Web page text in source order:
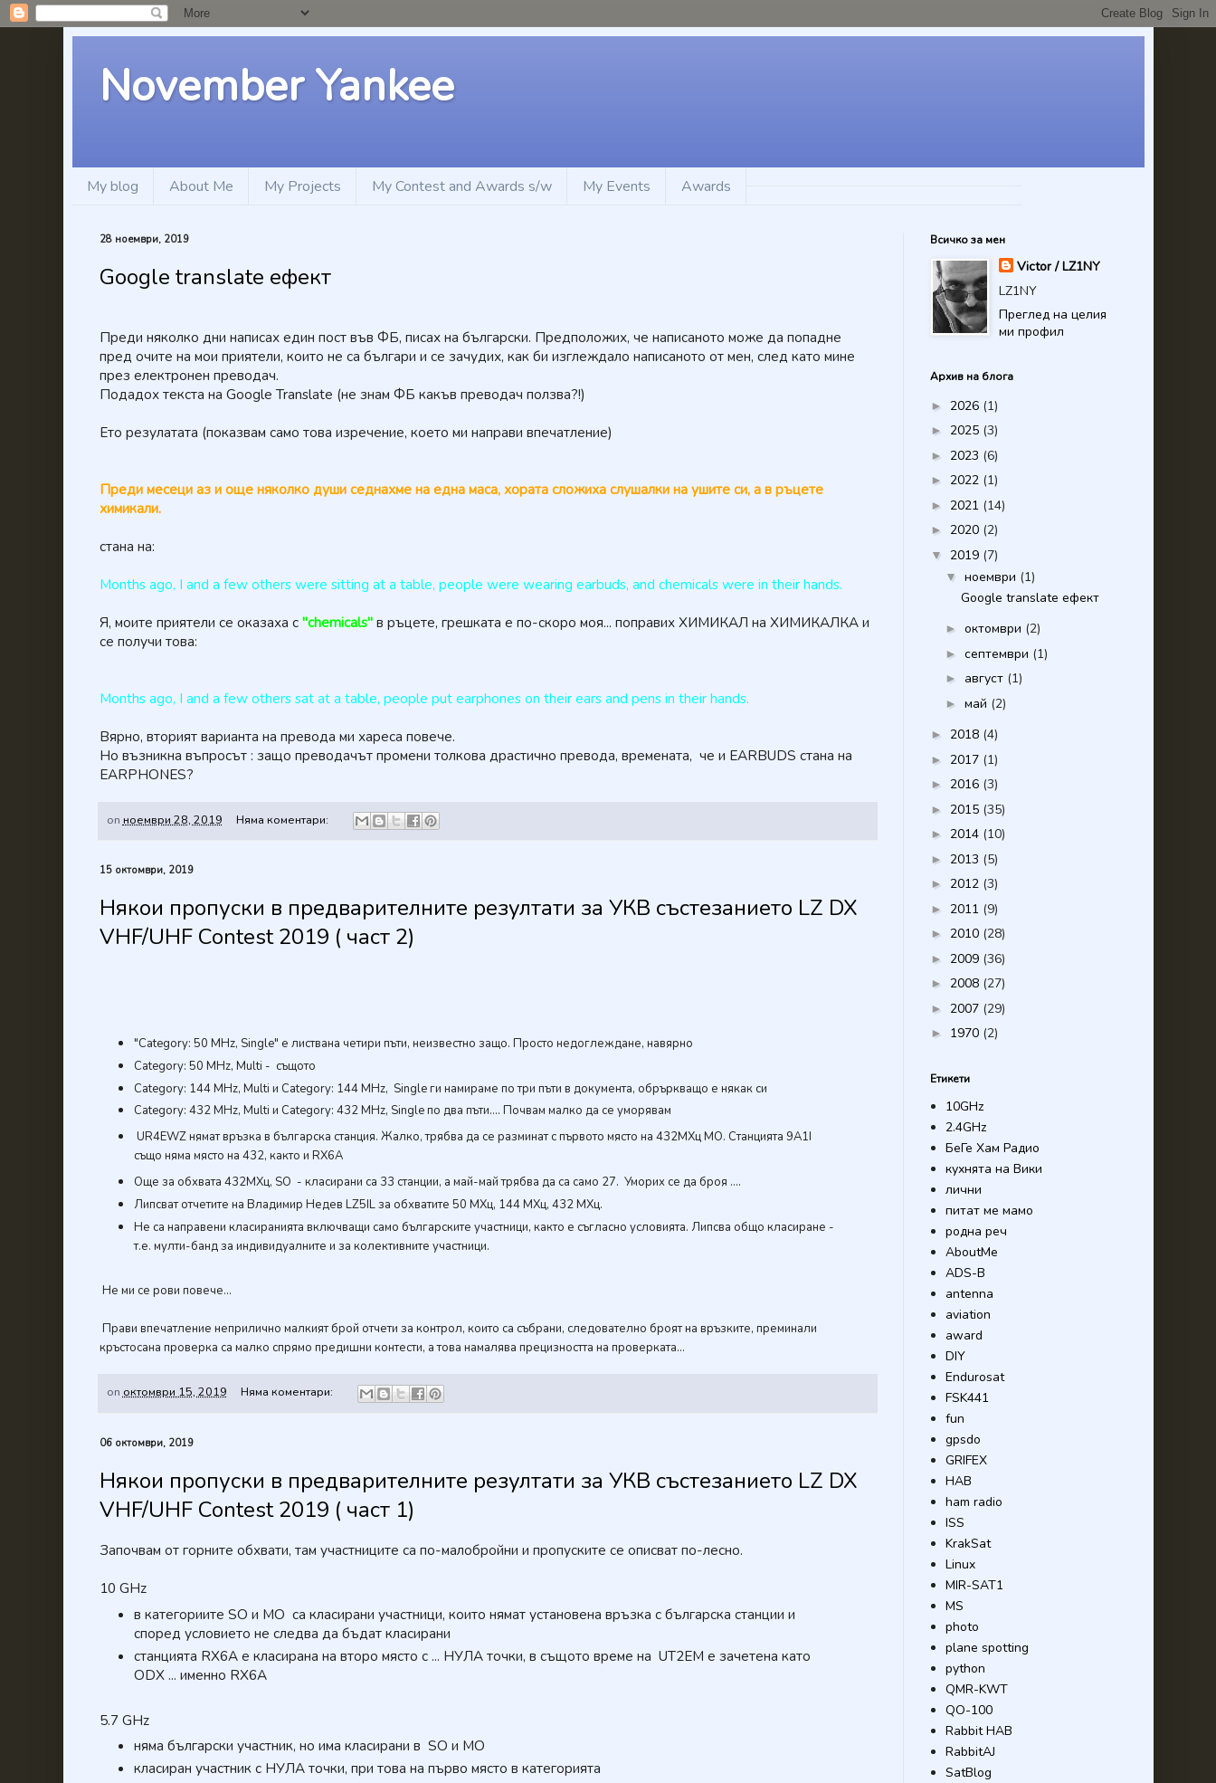
November Yankee
My blog About Me My Projects My Contest and Awards s/w My Events Awards
28 ноември, 2019
Google translate ефект
Преди няколко дни написах един пост във ФБ, писах на български. Предположих, че написаното може да попадне
пред очите на мои приятели, които не са българи и се зачудих, как би изглеждало написаното от мен, след като мине
през електронен преводач.
Подадох текста на Google Translate (не знам ФБ какъв преводач ползва?!)
Ето резулатата (показвам само това изречение, което ми направи впечатление)
Преди месеци аз и още няколко души седнахме на една маса, хората сложиха слушалки на ушите си, а в ръцете
химикали.
стана на:
Months ago, I and a few others were sitting at a table, people were wearing earbuds, and chemicals were in their hands.
Я, моите приятели се оказаха с"chemicals"в ръцете, грешката е по-скоро моя... поправих ХИМИКАЛ на ХИМИКАЛКА и
се получи това:
Months ago, I and a few others sat at a table, people put earphones on their ears and pens in their hands.
Вярно, вторият варианта на превода ми хареса повече.
Но възникна въпросът : защо преводачът промени толкова драстично превода, времената, че и EARBUDS стана на
EARPHONES?
on ноември 28, 2019 Няма коментари:
15 октомври, 2019
Някои пропуски в предварителните резултати за УКВ състезанието LZ DX
VHF/UHF Contest 2019 ( част 2)
"Category: 50 MHz, Single" е листвана четири пъти, неизвестно защо. Просто недоглеждане, навярно
Category: 50 MHz, Multi - същото
Category: 144 MHz, Multi и Category: 144 MHz, Single ги намираме по три пъти в документа, обръркващо е някак си
Category: 432 MHz, Multi и Category: 432 MHz, Single по два пъти.... Почвам малко да се уморявам
UR4EWZ нямат връзка в българска станция. Жалко, трябва да се разминат с първото място на 432МХц MO. Станцията 9A1I
също няма място на 432, както и RX6A
Още за обхвата 432МХц, SO - класирани са 33 станции, а май-май трябва да са само 27. Уморих се да броя ....
Липсват отчетите на Владимир Недев LZ5IL за обхватите 50 МХц, 144 МХц, 432 МХц.
Не са направени класиранията включващи само българските участници, както е съгласно условията. Липсва общо класиране -
т.е. мулти-банд за индивидуалните и за колективните участници.
Не ми се рови повече...
Прави впечатление неприлично малкият брой отчети за контрол, които са събрани, следователно броят на връзките, преминали
кръстосана проверка са малко спрямо предишни контести, а това намалява прецизността на проверката...
onоктомври 15, 2019 Няма коментари:
06 октомври, 2019
Някои пропуски в предварителните резултати за УКВ състезанието LZ DX
VHF/UHF Contest 2019 ( част 1)
Започвам от горните обхвати, там участниците са по-малобройни и пропуските се описват по-лесно.
10 GHz
в категориите SO и MO са класирани участници, които нямат установена връзка с българска станции и
според условието не следва да бъдат класирани
станцията RX6A е класирана на второ място с ... НУЛА точки, в същото време на UT2EM е зачетена като
ODX ... именно RX6A
5.7 GHz
няма български участник, но има класирани в SO и MO
класиран участник с НУЛА точки, при това на първо място в категорията
Всичко за мен
Victor / LZ1NY
LZ1NY
Преглед на целия
ми профил
Архив на блога
► 2026 (1)
► 2025 (3)
► 2023 (6)
► 2022 (1)
► 2021 (14)
► 2020 (2)
▼ 2019 (7)
▼ноември (1)
Google translate ефект
►октомври (2)
►септември (1)
► август (1)
►май (2)
► 2018 (4)
► 2017 (1)
► 2016 (3)
► 2015 (35)
► 2014 (10)
► 2013 (5)
► 2012 (3)
► 2011 (9)
► 2010 (28)
► 2009 (36)
► 2008 (27)
► 2007 (29)
► 1970 (2)
Етикети
10GHz
2.4GHz
БеГе Хам Радио
кухнята на Вики
лични
питат ме мамо
родна реч
AboutMe
ADS-B
antenna
aviation
award
DIY
Endurosat
FSK441
fun
gpsdo
GRIFEX
HAB
ham radio
ISS
KrakSat
Linux
MIR-SAT1
MS
photo
plane spotting
python
QMR-KWT
QO-100
Rabbit HAB
RabbitAJ
SatBlog